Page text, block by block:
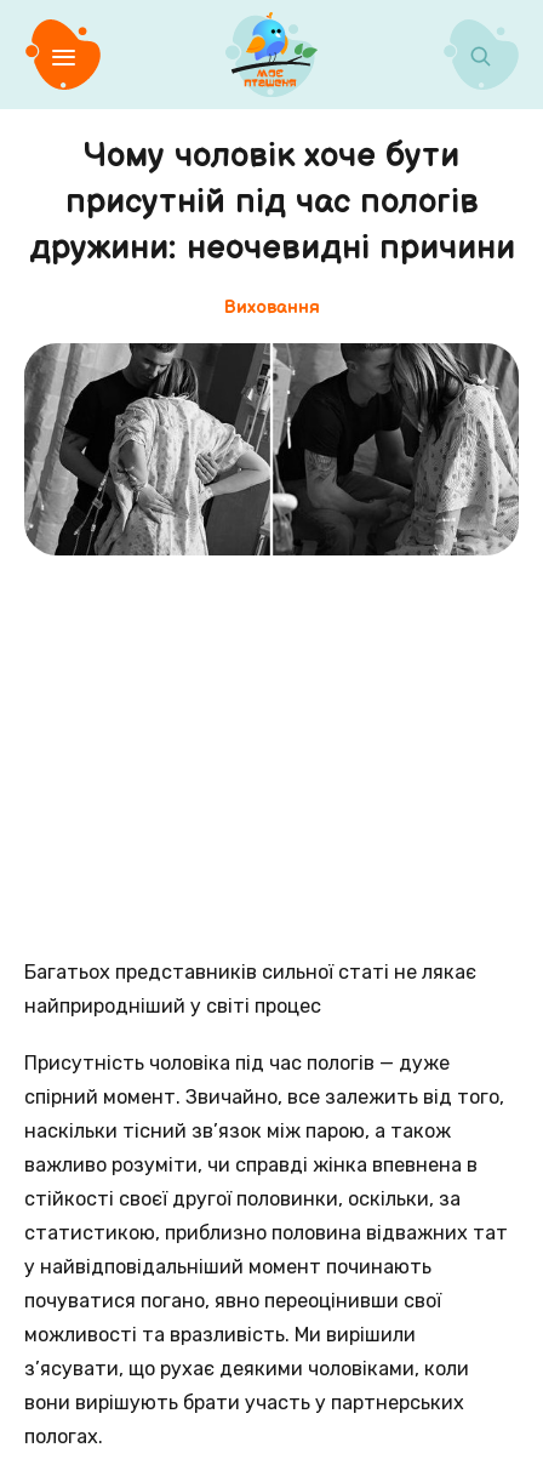
Чому чоловік хоче бути
присутній під час пологів
дружини: неочевидні причини
Виховання
Багатьох представників сильної статі не лякає
найприродніший у світі процес
Присутність чоловіка під час пологів — дуже
спірний момент. Звичайно, все залежить від того,
наскільки тісний зв’язок між парою, а також
важливо розуміти, чи справді жінка впевнена в
стійкості своєї другої половинки, оскільки, за
статистикою, приблизно половина відважних тат
у найвідповідальніший момент починають
почуватися погано, явно переоцінивши свої
можливості та вразливість. Ми вирішили
з’ясувати, що рухає деякими чоловіками, коли
вони вирішують брати участь у партнерських
пологах.